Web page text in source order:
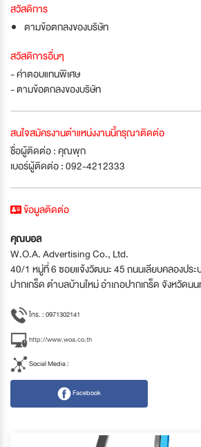
สวัสดิการ
ตามข้อตกลงของบริษัท
สวัสดิการอื่นๆ
- ค่าตอบแทนพิเศษ
- ตามข้อตกลงของบริษัท
สนใจสมัครงานตำแหน่งงานนี้กรุณาติดต่อ
ชื่อผู้ติดต่อ : คุณพุก
เบอร์ผู้ติดต่อ : 092-4212333
ข้อมูลติดต่อ
คุณบอล
W.O.A. Advertising Co., Ltd.
40/1 หมู่ที่ 6 ซอยแจ้งวัฒนะ 45 ถนนเลียบคลองประ
ปากเกร็ด ตำบลบ้านใหม่ อำเภอปากเกร็ด จังหวัดน
โทร. : 0971302141
http://www.woa.co.th
Social Media :
Facebook